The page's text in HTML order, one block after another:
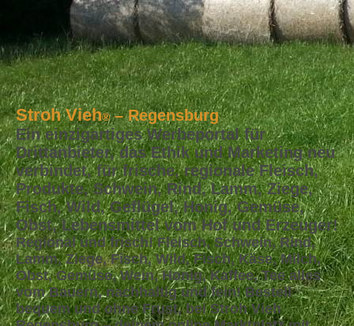
Stroh Vieh®– Regensburg
Ein einzigartiges Werbeportal für
Drittanbieter, das Ethik und Marketing neu
verbindet, für frische, regionale Fleisch,
Produkte, Schwein, Rind, Lamm, Ziege,
Fisch, Wild, Geflügel, Honig, Gemüse,
Obst, Lebensmittel vom Hof und Erzeuger!
Regional und frisch! Fleisch, Schwein, Rind,
Lamm, Ziege, Fisch, Wild, Fisch, Käse, Milch,
Obst, Gemüse, Wein, Honig, Kaffee, Tee alles
vom Bauern, nachhaltig und fein! Bestell
bequem und ohne Frust, bei Stroh Vieh